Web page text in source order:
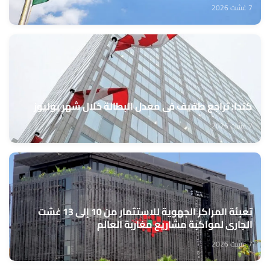
7 غشت 2026
كندا: تراجع طفيف في معدل البطالة خلال شهر يوليوز
7 غشت 2026
تعبئة المراكز الجهوية للاستثمار من 10 إلى 13 غشت
الجاري لمواكبة مشاريع مغاربة العالم
7 غشت 2026